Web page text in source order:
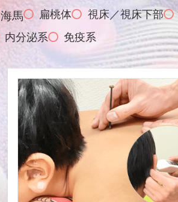
海馬 扁桃体 視床／視床下部
内分泌系 免疫系